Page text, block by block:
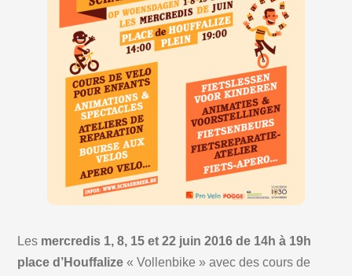
Les mercredis 1, 8, 15 et 22 juin 2016 de 14h à 19h
place d’Houffalize « Vollenbike » avec des cours de